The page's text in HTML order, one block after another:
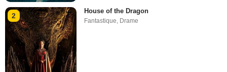
2
House of the Dragon
Fantastique, Drame